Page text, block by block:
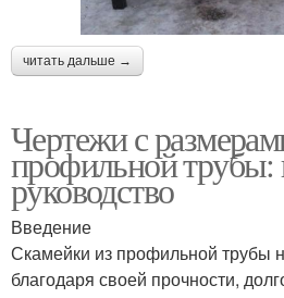
читать дальше →
Чертежи с
профильной трубы:
руководство
Введение
Скамейки из профильной трубы
благодаря своей прочности,